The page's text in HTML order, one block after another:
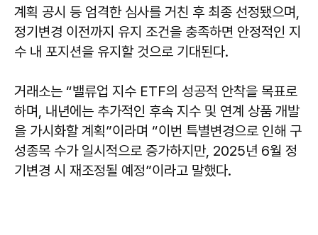
계획 공시 등 엄격한 심사를 거친 후 최종 선정됐으며,
정기변경 이전까지 유지 조건을 충족하면 안정적인 지
수 내 포지션을 유지할 것으로 기대된다.
거래소는 “밸류업 지수 ETF의 성공적 안착을 목표로
하며, 내년에는 추가적인 후속 지수 및 연계 상품 개발
을 가시화할 계획”이라며 “이번 특별변경으로 인해 구
성종목 수가 일시적으로 증가하지만, 2025년 6월 정
기변경 시 재조정될 예정”이라고 말했다.